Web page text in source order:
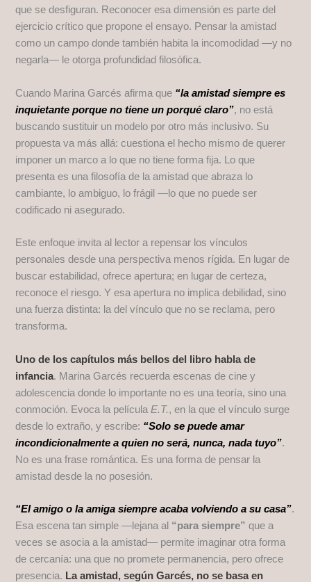
que se desfiguran. Reconocer esa dimensión es parte del
ejercicio crítico que propone el ensayo. Pensar la amistad
como un campo donde también habita la incomodidad —y no
negarla— le otorga profundidad filosófica.
Cuando Marina Garcés afirma que “la amistad siempre es
inquietante porque no tiene un porqué claro”, no está
buscando sustituir un modelo por otro más inclusivo. Su
propuesta va más allá: cuestiona el hecho mismo de querer
imponer un marco a lo que no tiene forma fija. Lo que
presenta es una filosofía de la amistad que abraza lo
cambiante, lo ambiguo, lo frágil —lo que no puede ser
codificado ni asegurado.
Este enfoque invita al lector a repensar los vínculos
personales desde una perspectiva menos rígida. En lugar de
buscar estabilidad, ofrece apertura; en lugar de certeza,
reconoce el riesgo. Y esa apertura no implica debilidad, sino
una fuerza distinta: la del vínculo que no se reclama, pero
transforma.
Uno de los capítulos más bellos del libro habla de
infancia. Marina Garcés recuerda escenas de cine y
adolescencia donde lo importante no es una teoría, sino una
conmoción. Evoca la películaE.T., en la que el vínculo surge
desde lo extraño, y escribe: “Solo se puede amar
incondicionalmente a quien no será, nunca, nada tuyo”.
No es una frase romántica. Es una forma de pensar la
amistad desde la no posesión.
“El amigo o la amiga siempre acaba volviendo a su casa”.
Esa escena tan simple —lejana al “para siempre” que a
veces se asocia a la amistad— permite imaginar otra forma
de cercanía: una que no promete permanencia, pero ofrece
presencia. La amistad, según Garcés, no se basa en